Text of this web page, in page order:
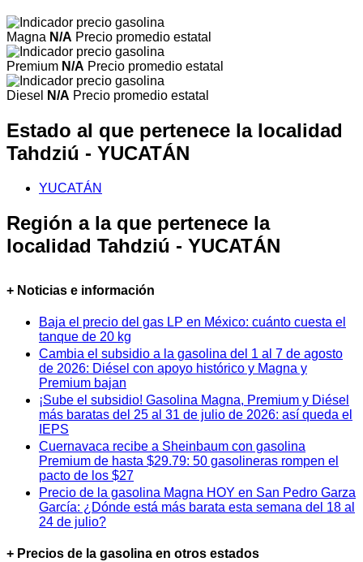
Magna N/A Precio promedio estatal
Premium N/A Precio promedio estatal
Diesel N/A Precio promedio estatal
Estado al que pertenece la localidad
Tahdziú - YUCATÁN
YUCATÁN
Región a la que pertenece la
localidad Tahdziú - YUCATÁN
+ Noticias e información
Baja el precio del gas LP en México: cuánto cuesta el
tanque de 20 kg
Cambia el subsidio a la gasolina del 1 al 7 de agosto
de 2026: Diésel con apoyo histórico y Magna y
Premium bajan
¡Sube el subsidio! Gasolina Magna, Premium y Diésel
más baratas del 25 al 31 de julio de 2026: así queda el
IEPS
Cuernavaca recibe a Sheinbaum con gasolina
Premium de hasta $29.79: 50 gasolineras rompen el
pacto de los $27
Precio de la gasolina Magna HOY en San Pedro Garza
García: ¿Dónde está más barata esta semana del 18 al
24 de julio?
+ Precios de la gasolina en otros estados